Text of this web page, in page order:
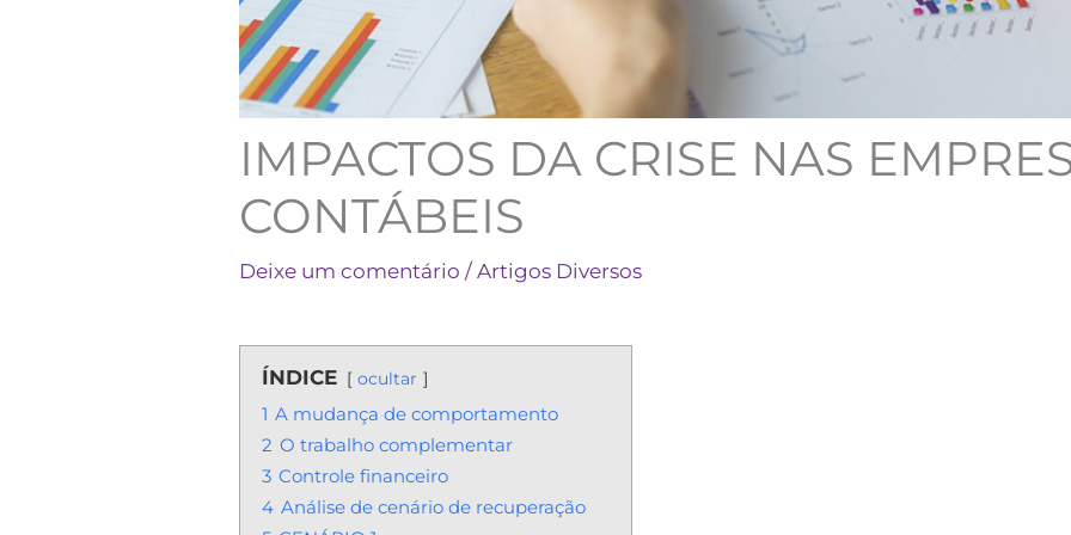
IMPACTOS DA CRISE NAS
CONTÁBEIS
Deixe um comentário / Artigos Diversos
ÍNDICE ocultar
1 A mudança de comportamento
2 O trabalho complementar
3 Controle financeiro
4 Análise de cenário de recuperação